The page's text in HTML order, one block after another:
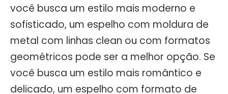
você busca um estilo mais moderno e
sofisticado, um espelho com moldura de
metal com linhas clean ou com formatos
geométricos pode ser a melhor opção. Se
você busca um estilo mais romântico e
delicado, um espelho com formato de